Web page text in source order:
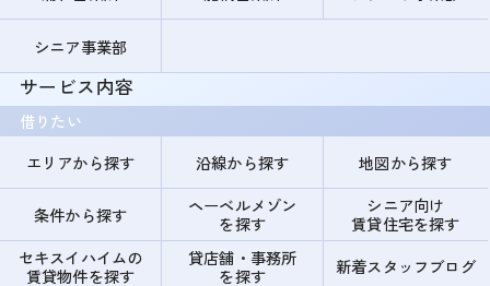
シニア事業部
サービス内容
借りたい
エリアから探す
沿線から探す 地図から探す
条件から探す
ヘーベルメゾン
を探す
シニア向け
賃貸住宅を探す
セキスイハイムの
賃貸物件を探す
貸店舗・事務所
を探す
新着スタッフブログ